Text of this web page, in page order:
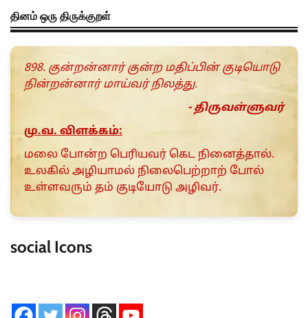
தினம் ஒரு திருக்குறள்
898. குன்றன்னார் குன்ற மதிப்பின் குடியொடு
நின்றன்னார் மாய்வர் நிலத்து.
- திருவள்ளுவர்
மு.வ. விளக்கம்:
மலை போன்ற பெரியவர் கெட நினைத்தால்.
உலகில் அழியாமல் நிலைபெற்றாற் போல்
உள்ளவரும் தம் குடியோடு அழிவர்.
social Icons